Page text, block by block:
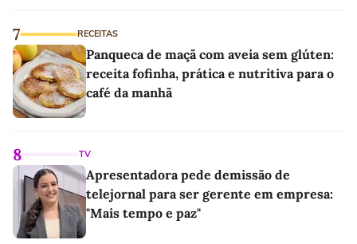
7 RECEITAS
Panqueca de maçã com aveia sem glúten:
receita fofinha, prática e nutritiva para o
café da manhã
8 TV
Apresentadora pede demissão de
telejornal para ser gerente em empresa:
"Mais tempo e paz"